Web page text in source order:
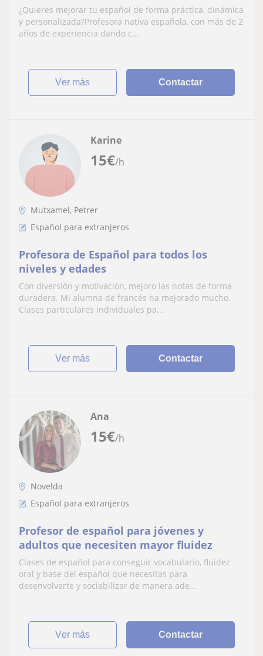
¿Quieres mejorar tu español de forma práctica, dinámica
y personalizada?Profesora nativa española, con más de 2
años de experiencia dando c...
ver más Contactar
15€/h
Karine
Mutxamel, Petrer
Español para extranjeros
Profesora de Español para todos los
niveles y edades
Con diversión y motivación, mejoro las notas de forma
duradera. Mi alumna de francés ha mejorado mucho.
Clases particulares individuales pa...
ver más Contactar
15€/h
Ana
Novelda
Español para extranjeros
Profesor de español para jóvenes y
adultos que necesiten mayor fluidez
Clases de español para conseguir vocabulario, fluidez
oral y base del español que necesitas para
desenvolverte y sociabilizar de manera ade...
ver más Contactar